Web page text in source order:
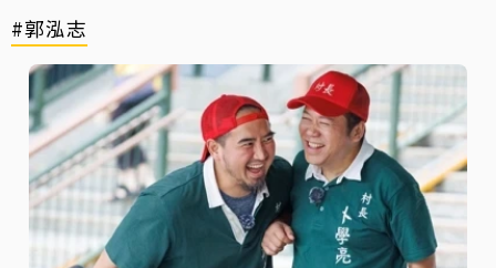
#郭泓志